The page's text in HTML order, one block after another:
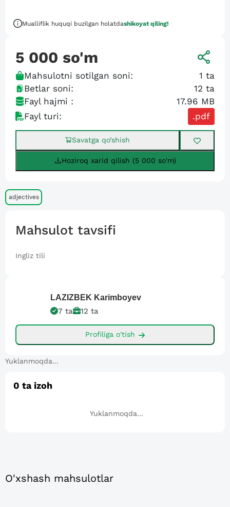
Mualliflik huquqi buzilgan holatdashikoyat qiling!
5 000 so'm
Mahsulotni sotilgan soni: 1 ta
Betlar soni:
12 ta
Fayl hajmi :
17.96 MB
Fayl turi:
.pdf
Savatga qo’shish
Hoziroq xarid qilish (5 000 so'm)
adjectives
Mahsulot tavsifi
Ingliz tili
LAZIZBEK Karimboyev
7 ta 12 ta
Profiliga o'tish
Yuklanmoqda...
0 ta izoh
Yuklanmoqda...
O'xshash mahsulotlar